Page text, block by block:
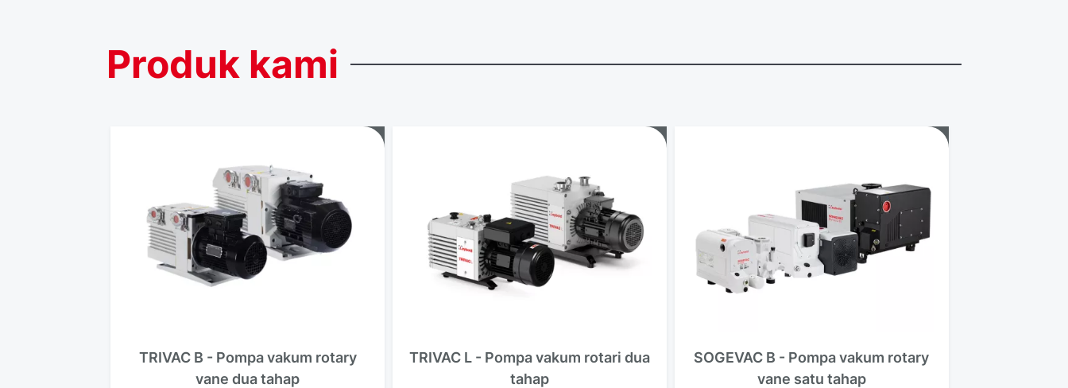
Produk kami
TRIVAC B - Pompa vakum rotary
vane dua tahap
TRIVAC L - Pompa vakum rotari dua
tahap
SOGEVAC B - Pompa vakum rotary
vane satu tahap